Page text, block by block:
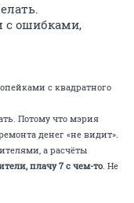
с ошибками,
с квадратного
Потому что мэрия
денег «не видит».
а расчёты
плачу 7 с чем-то. Не